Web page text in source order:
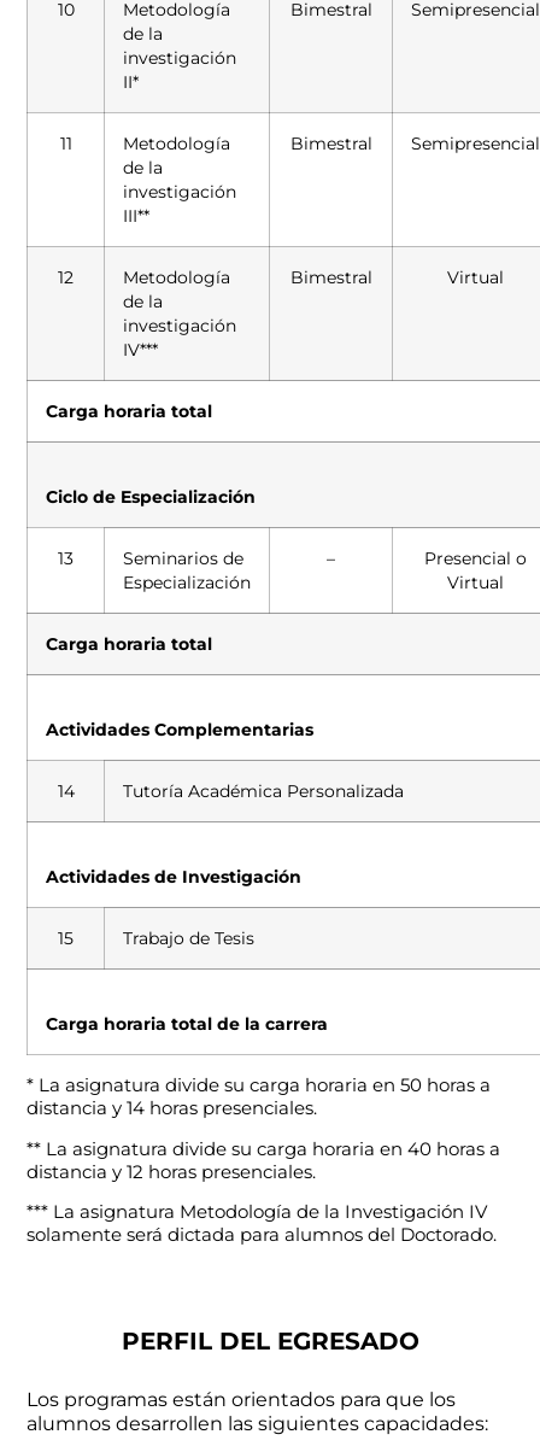
10
Metodología
de la
investigación
II*
Bimestral Semipresencial
11
Metodología
de la
investigación
III**
Bimestral Semipresencial
12
Metodología
de la
investigación
IV***
Bimestral Virtual
Carga horaria total
Ciclo de Especialización
13
Seminarios de
Especialización
–
Presencial o
Virtual
Carga horaria total
Actividades Complementarias
14 Tutoría Académica Personalizada
Actividades de Investigación
15 Trabajo de Tesis
Carga horaria total de la carrera
* La asignatura divide su carga horaria en 50 horas a
distancia y 14 horas presenciales.
** La asignatura divide su carga horaria en 40 horas a
distancia y 12 horas presenciales.
*** La asignatura Metodología de la Investigación IV
solamente será dictada para alumnos del Doctorado.
PERFIL DEL EGRESADO
Los programas están orientados para que los
alumnos desarrollen las siguientes capacidades: